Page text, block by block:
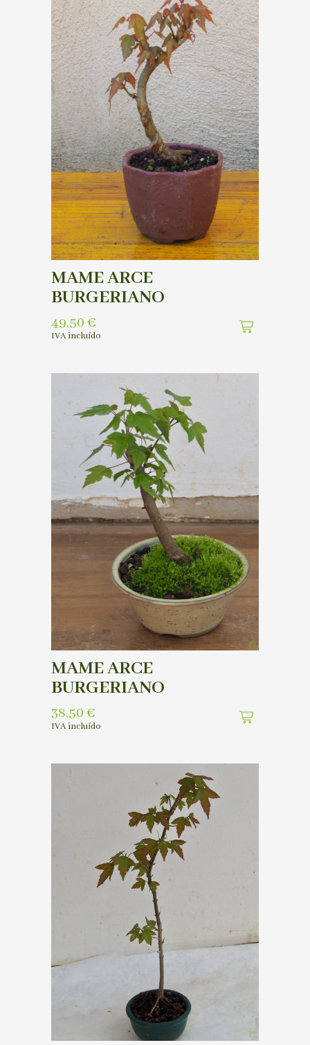
MAME ARCE
BURGERIANO
49,50 €
IVA incluído
MAME ARCE
BURGERIANO
38,50 €
IVA incluído